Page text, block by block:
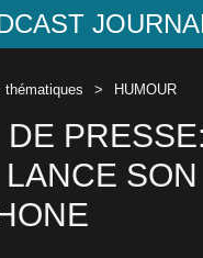
thématiques > HUMOUR
PRESSE:
SON